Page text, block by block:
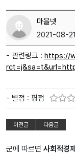
마을넷
2021-08-
- 관련링크 : https://
- 별점 : 평점
이전글 다음글
군에 따르면 사회적경제